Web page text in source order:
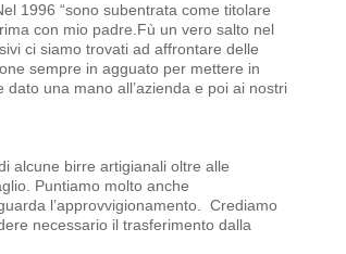
1996 “sono subentrata come titolare
con mio padre.Fù un vero salto nel
ci siamo trovati ad affrontare delle
sempre in agguato per mettere in
una mano all’azienda e poi ai nostri
alcune birre artigianali oltre alle
Puntiamo molto anche
l’approvvigionamento. Crediamo
necessario il trasferimento dalla